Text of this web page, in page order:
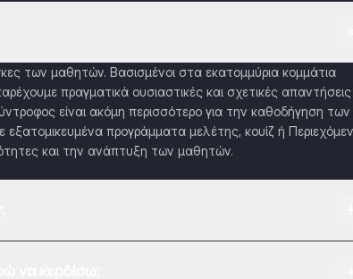
των μαθητών. Βασισμένοι στα εκατομμύρια κομμάτια
πραγματικά ουσιαστικές και σχετικές απαντήσεις
είναι ακόμη περισσότερο για την καθοδήγηση των
προγράμματα μελέτης, κουίζ ή
και την ανάπτυξη των μαθητών.